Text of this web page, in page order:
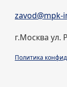
zavod@mpk-
г.Москва ул.
Политика